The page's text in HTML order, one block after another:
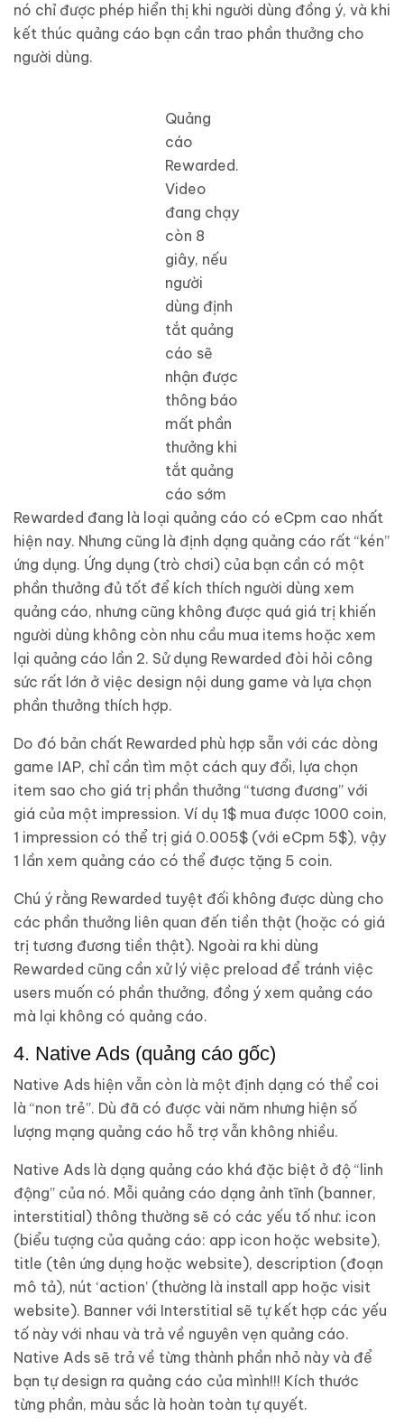
nó chỉ được phép hiển thị khi người dùng đồng ý, và khi
kết thúc quảng cáo bạn cần trao phần thưởng cho
người dùng.
Quảng
cáo
Rewarded.
Video
đang chạy
còn 8
giây, nếu
người
dùng định
tắt quảng
cáo sẽ
nhận được
thông báo
mất phần
thưởng khi
tắt quảng
cáo sớm
Rewarded đang là loại quảng cáo có eCpm cao nhất
hiện nay. Nhưng cũng là định dạng quảng cáo rất “kén”
ứng dụng. Ứng dụng (trò chơi) của bạn cần có một
phần thưởng đủ tốt để kích thích người dùng xem
quảng cáo, nhưng cũng không được quá giá trị khiến
người dùng không còn nhu cầu mua items hoặc xem
lại quảng cáo lần 2. Sử dụng Rewarded đòi hỏi công
sức rất lớn ở việc design nội dung game và lựa chọn
phần thưởng thích hợp.
Do đó bản chất Rewarded phù hợp sẵn với các dòng
game IAP, chỉ cần tìm một cách quy đổi, lựa chọn
item sao cho giá trị phần thưởng “tương đương” với
giá của một impression. Ví dụ 1$ mua được 1000 coin,
1 impression có thể trị giá 0.005$ (với eCpm 5$), vậy
1 lần xem quảng cáo có thể được tặng 5 coin.
Chú ý rằng Rewarded tuyệt đối không được dùng cho
các phần thưởng liên quan đến tiền thật (hoặc có giá
trị tương đương tiền thật). Ngoài ra khi dùng
Rewarded cũng cần xử lý việc preload để tránh việc
users muốn có phần thưởng, đồng ý xem quảng cáo
mà lại không có quảng cáo.
4. Native Ads (quảng cáo gốc)
Native Ads hiện vẫn còn là một định dạng có thể coi
là “non trẻ”. Dù đã có được vài năm nhưng hiện số
lượng mạng quảng cáo hỗ trợ vẫn không nhiều.
Native Ads là dạng quảng cáo khá đặc biệt ở độ “linh
động” của nó. Mỗi quảng cáo dạng ảnh tĩnh (banner,
interstitial) thông thường sẽ có các yếu tố như: icon
(biểu tượng của quảng cáo: app icon hoặc website),
title (tên ứng dụng hoặc website), description (đoạn
mô tả), nút ‘action’ (thường là install app hoặc visit
website). Banner với Interstitial sẽ tự kết hợp các yếu
tố này với nhau và trả về nguyên vẹn quảng cáo.
Native Ads sẽ trả về từng thành phần nhỏ này và để
bạn tự design ra quảng cáo của mình!!! Kích thước
từng phần, màu sắc là hoàn toàn tự quyết.